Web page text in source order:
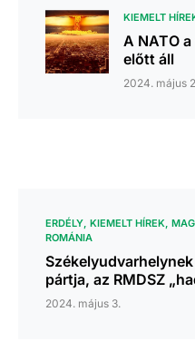
KIEMELT
A NATO
előtt áll
2024. május
ERDÉLY KIEMELT HÍREK
ROMÁNIA
pártja, az RMDSZ
2024. május 3.